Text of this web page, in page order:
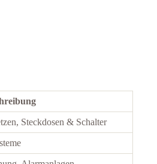
Steckdosen & Schalter